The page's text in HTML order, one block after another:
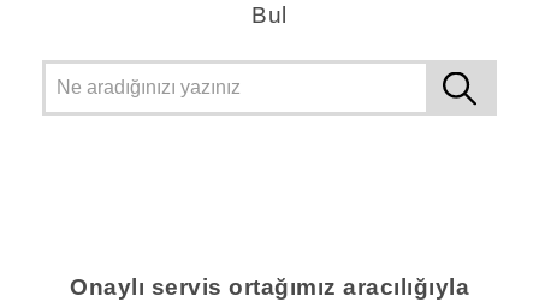
Bul
Onaylı servis ortağımız aracılığıyla